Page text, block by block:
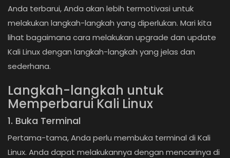
Anda terbarui, Anda akan lebih termotivasi untuk
melakukan langkah-langkah yang diperlukan. Mari kita
lihat bagaimana cara melakukan upgrade dan update
Kali Linux dengan langkah-langkah yang jelas dan
sederhana.
Langkah-langkah untuk
Memperbarui Kali Linux
1. Buka Terminal
Pertama-tama, Anda perlu membuka terminal di Kali
Linux. Anda dapat melakukannya dengan mencarinya di